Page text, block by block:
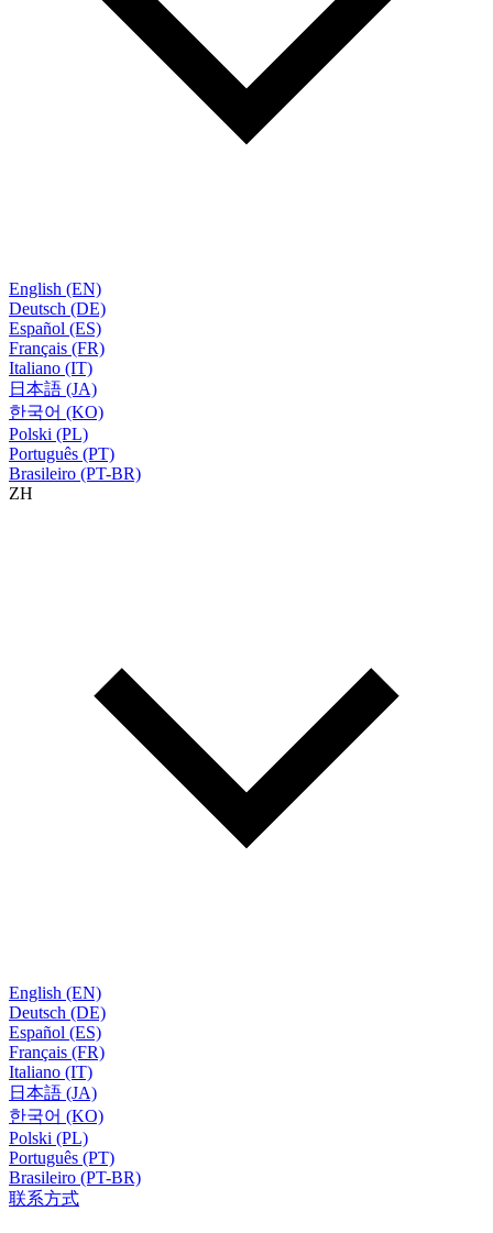
English (EN)
Deutsch (DE)
Español (ES)
Français (FR)
Italiano (IT)
日本語 (JA)
한국어 (KO)
Polski (PL)
Português (PT)
Brasileiro (PT-BR)
ZH
English (EN)
Deutsch (DE)
Español (ES)
Français (FR)
Italiano (IT)
日本語 (JA)
한국어 (KO)
Polski (PL)
Português (PT)
Brasileiro (PT-BR)
联系方式